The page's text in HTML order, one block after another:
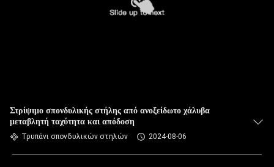
Στρίψιμο σπονδυλικής στήλης από ανοξείδωτο χάλυβα
μεταβλητή ταχύτητα και απόδοση
Τρυπάνι σπονδυλικών στηλών 2024-08-06